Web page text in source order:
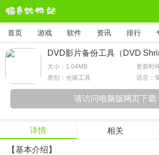
首页 游戏 软件 资讯 排行
DVD影片备份工具（DVD
新版
大小： 1.04MB
更新时
类别：光驱工具
语言：
请访问电脑版网页下载
详情 相关
【基本介绍】